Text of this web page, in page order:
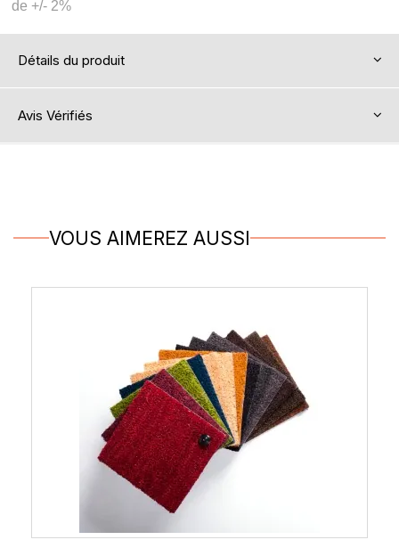
de +/- 2%
Détails du produit
Avis Vérifiés
VOUS AIMEREZ AUSSI